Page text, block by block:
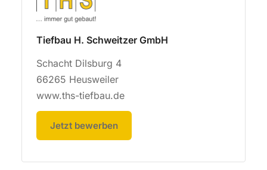
Tiefbau H. Schweitzer GmbH
Schacht Dilsburg 4
66265 Heusweiler
www.ths-tiefbau.de
Jetzt bewerben